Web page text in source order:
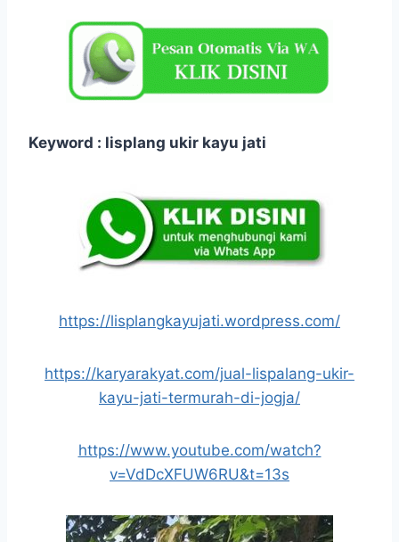
Keyword : lisplang ukir kayu jati
https://lisplangkayujati.wordpress.com/
https://karyarakyat.com/jual-lispalang-ukir-
kayu-jati-termurah-di-jogja/
https://www.youtube.com/watch?
v=VdDcXFUW6RU&t=13s